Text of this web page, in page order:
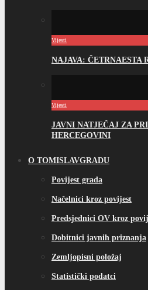
Vijesti
NAJAVA: ČETRNAESTA
Vijesti
JAVNI NATJEČAJ ZA
HERCEGOVINI
O TOMISLAVGRADU
Povijest grada
Načelnici kroz povijest
Predsjednici OV kroz
Dobitnici javnih priznanja
Zemljopisni položaj
Statistički podatci